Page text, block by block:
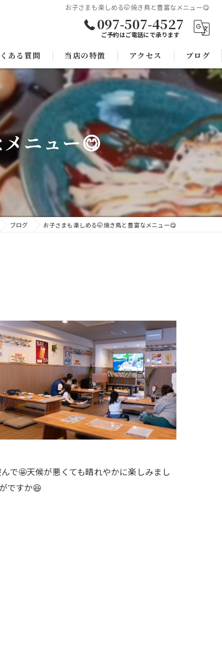
お子さまも楽しめる🤭焼き鳥と豊富なメニュー😋
097-507-4527
ご予約はご電話にで承ります
ある質問 当店の特徴
焼き鳥
子連れ
スポーツ観戦
モツ鍋
アクセス ブログ
コラム
ニュー😋
ブログ お子さまも楽しめる🤭焼き鳥と豊富なメニュー😋
で🤩天候が悪くても晴れやかに楽しみまし
ですか😆